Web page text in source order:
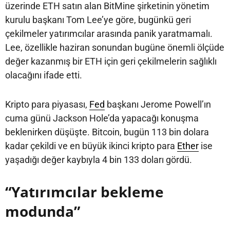
üzerinde ETH satın alan BitMine şirketinin yönetim
kurulu başkanı Tom Lee’ye göre, bugünkü geri
çekilmeler yatırımcılar arasında panik yaratmamalı.
Lee, özellikle haziran sonundan bugüne önemli ölçüde
değer kazanmış bir ETH için geri çekilmelerin sağlıklı
olacağını ifade etti.
Kripto para piyasası, Fed başkanı Jerome Powell’ın
cuma günü Jackson Hole’da yapacağı konuşma
beklenirken düşüşte. Bitcoin, bugün 113 bin dolara
kadar çekildi ve en büyük ikinci kripto para Ether ise
yaşadığı değer kaybıyla 4 bin 133 doları gördü.
“Yatırımcılar bekleme
modunda”